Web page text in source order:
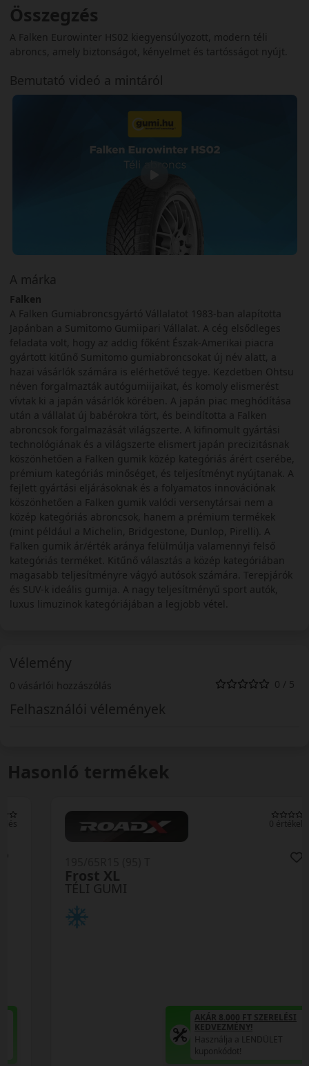
Összegzés
A Falken Eurowinter HS02 kiegyensúlyozott, modern téli
abroncs, amely biztonságot, kényelmet és tartósságot nyújt.
Bemutató videó a mintáról
A márka
Falken
A Falken Gumiabroncsgyártó Vállalatot 1983-ban alapította
Japánban a Sumitomo Gumiipari Vállalat. A cég elsődleges
feladata volt, hogy az addig főként Észak-Amerikai piacra
gyártott kitűnő Sumitomo gumiabroncsokat új név alatt, a
hazai vásárlók számára is elérhetővé tegye. Kezdetben Ohtsu
néven forgalmazták autógumiijaikat, és komoly elismerést
vívtak ki a japán vásárlók körében. A japán piac meghódítása
után a vállalat új babérokra tört, és beindította a Falken
abroncsok forgalmazását világszerte. A kifinomult gyártási
technológiának és a világszerte elismert japán precizitásnak
köszönhetően a Falken gumik közép kategóriás árért cserébe,
prémium kategóriás minőséget, és teljesítményt nyújtanak. A
fejlett gyártási eljárásoknak és a folyamatos innovációnak
köszönhetően a Falken gumik valódi versenytársai nem a
közép kategóriás abroncsok, hanem a prémium termékek
(mint például a Michelin, Bridgestone, Dunlop, Pirelli). A
Falken gumik ár/érték aránya felülmúlja valamennyi felső
kategóriás terméket. Kitűnő választás a közép kategóriában
magasabb teljesítményre vágyó autósok számára. Terepjárók
és SUV-k ideális gumija. A nagy teljesítményű sport autók,
luxus limuzinok kategóriájában a legjobb vétel.
Vélemény
0 vásárlói hozzászólás 0 / 5
Felhasználói vélemények
Hasonló termékek
0 értékelés
TÉLI GUMI
Frost XL
AKÁR 8.000 FT SZERELÉSI
KEDVEZMÉNY!
Használja a LENDÜLET
kuponkódot!